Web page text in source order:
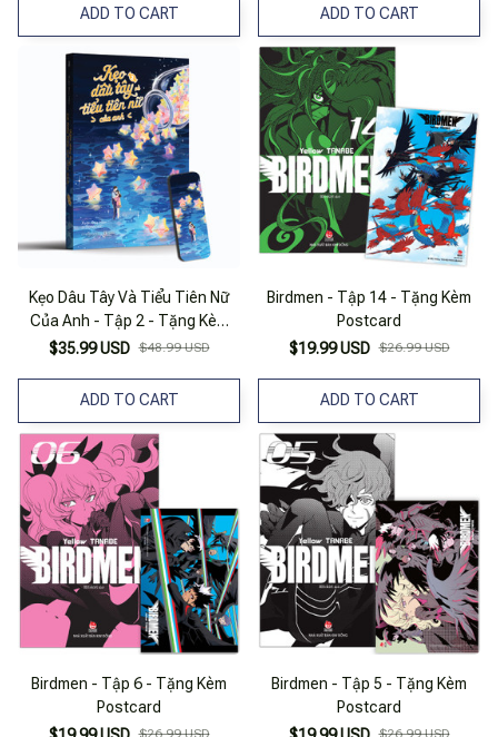
ADD TO CART ADD TO CART
Kẹo Dâu Tây Và Tiểu Tiên Nữ
Của Anh - Tập 2 - Tặng Kèm
Bookmark Cán Màng Lụa Ánh
$35.99 USD $48.99 USD
ADD TO CART
Birdmen - Tập 14 - Tặng Kèm
Postcard
$19.99 USD $26.99 USD
ADD TO CART
Birdmen - Tập 6 - Tặng Kèm
Postcard
$26.99 USD
Birdmen - Tập 5 - Tặng Kèm
Postcard
$26.99 USD